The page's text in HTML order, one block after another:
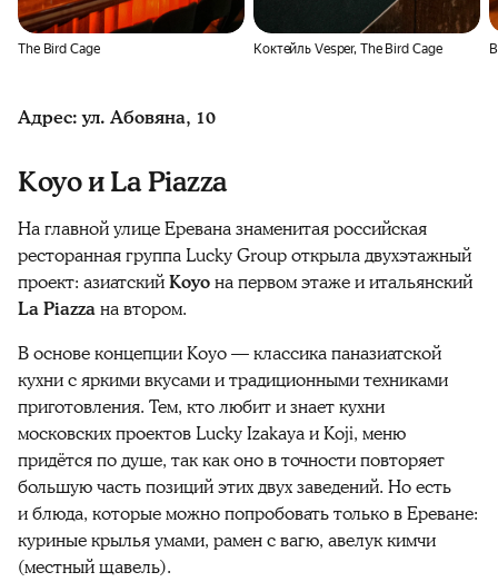
The Bird Cage Коктейль Vesper, The Bird Cage
Адрес: ул. Абовяна, 10
Koyo и La Piazza
На главной улице Еревана знаменитая российская
ресторанная группа Lucky Group открыла двухэтажный
проект: азиатскийKoyoна первом этаже и итальянский
La Piazzaна втором.
В основе концепции Koyo — классика паназиатской
кухни с яркими вкусами и традиционными техниками
приготовления. Тем, кто любит и знает кухни
московских проектов Lucky Izakaya и Koji, меню
придётся по душе, так как оно в точности повторяет
большую часть позиций этих двух заведений. Но есть
и блюда, которые можно попробовать только в Ереване:
куриные крылья умами, рамен с вагю, авелук кимчи
(местный щавель).